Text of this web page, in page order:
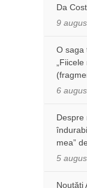
Da
9
O saga
6
Despre
mea”
5
Noutăţi